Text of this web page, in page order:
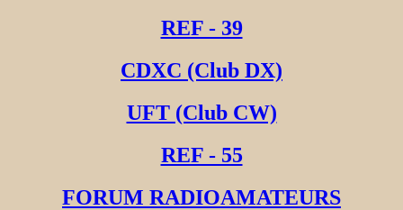
REF - 39
CDXC (Club DX)
UFT (Club CW)
REF - 55
FORUM RADIOAMATEURS